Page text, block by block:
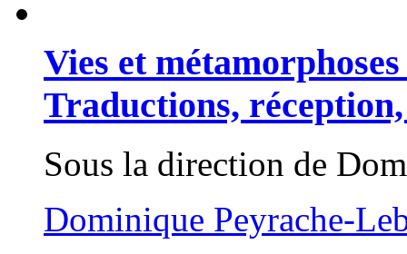
Vies et
Traductions,
Sous la direction de
Dominique Peyrache-